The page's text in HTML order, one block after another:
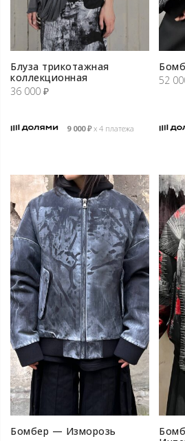
Блуза трикотажная
коллекционная
36 000 ₽
9 000₽х 4 платежа
52
Бомбер — Изморозь